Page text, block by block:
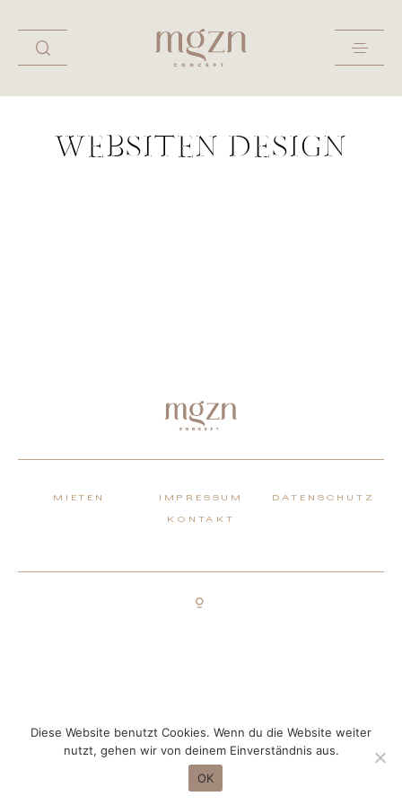
MIETEN
WEBSITEN DESIGN
MIETEN IMPRESSUM DATENSCHUTZ
KONTAKT
Diese Website benutzt Cookies. Wenn du die Website weiter
nutzt, gehen wir von deinem Einverständnis aus.
OK